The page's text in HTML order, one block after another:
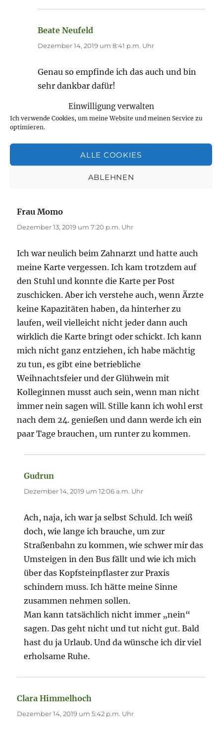
Einwilligung verwalten
Ich verwende Cookies, um meine Website und meinen Service zu
optimieren.
ALLE COOKIES
ABLEHNEN
Beate Neufeld
Dezember 14, 2019 um 8:41 p.m. Uhr
Genau so empfinde ich das auch und bin
sehr dankbar dafür!
Gudrun
Dezember 14, 2019 um 11:24 p.m. Uhr
Frau Momo
Dezember 13, 2019 um 7:20 p.m. Uhr
Ich war neulich beim Zahnarzt und hatte auch
meine Karte vergessen. Ich kam trotzdem auf
den Stuhl und konnte die Karte per Post
zuschicken. Aber ich verstehe auch, wenn Ärzte
keine Kapazitäten haben, da hinterher zu
laufen, weil vielleicht nicht jeder dann auch
wirklich die Karte bringt oder schickt. Ich kann
mich nicht ganz entziehen, ich habe mächtig
zu tun, es gibt eine betriebliche
Weihnachtsfeier und der Glühwein mit
Kolleginnen musst auch sein, wenn man nicht
immer nein sagen will. Stille kann ich wohl erst
nach dem 24. genießen und dann werde ich ein
paar Tage brauchen, um runter zu kommen.
Gudrun
Dezember 14, 2019 um 12:06 a.m. Uhr
Ach, naja, ich war ja selbst Schuld. Ich weiß
doch, wie lange ich brauche, um zur
Straßenbahn zu kommen, wie schwer mir das
Umsteigen in den Bus fällt und wie ich mich
über das Kopfsteinpflaster zur Praxis
schindern muss. Ich hätte meine Sinne
zusammen nehmen sollen.
Man kann tatsächlich nicht immer „nein“
sagen. Das geht nicht und tut nicht gut. Bald
hast du ja Urlaub. Und da wünsche ich dir viel
erholsame Ruhe.
Clara Himmelhoch
Dezember 14, 2019 um 5:42 p.m. Uhr